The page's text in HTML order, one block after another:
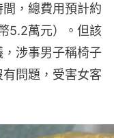
，總費用預計約
5.2萬元）。但該
涉事男子稱椅子
問題，受害女客